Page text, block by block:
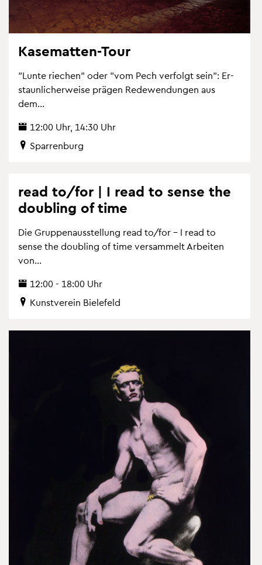
Ka­se­mat­ten-Tour
"Lunte rie­chen" oder "vom Pech ver­folgt sein": Er­
staun­li­cher­wei­se prä­gen Re­de­wen­dun­gen aus
dem...
12:00 Uhr, 14:30 Uhr
Spar­ren­burg
read to/for | I read to sense the
dou­bling of time
Die Grup­pen­aus­stel­lung read to/for – I read to
sense the dou­bling of time ver­sam­melt Ar­bei­ten
von...
12:00 - 18:00 Uhr
Kunst­ver­ein Bie­le­feld